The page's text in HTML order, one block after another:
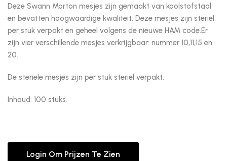
Deze Swann Morton mesjes zijn gemaakt van koolstofstaal
en bevatten hoogwaardige kwaliteit. Deze mesjes zijn steriel,
per stuk verpakt en geheel volgens de nieuwe HAM code.Er
zijn vier verschillende mesjes verkrijgbaar: nummer 10,11,15 en
20.
De steriele mesjes zijn per stuk steriel verpakt.
Inhoud: 100 stuks.
Login Om Prijzen Te Zien